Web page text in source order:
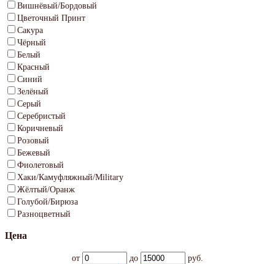
Вишнёвый/Бордовый
Цветочный Принт
Сакура
Чёрный
Белый
Красный
Синий
Зелёный
Серый
Серебристый
Коричневый
Розовый
Бежевый
Фиолетовый
Хаки/Камуфляжный/Military
Жёлтый/Оранж
Голубой/Бирюза
Разноцветный
Цена
от до
руб.